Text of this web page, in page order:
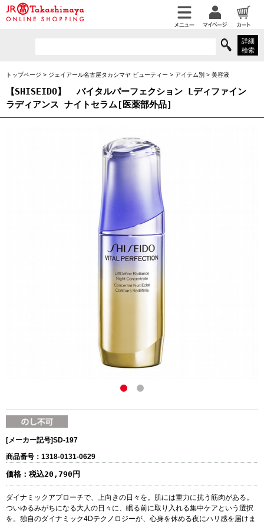
詳細
検索
トップページ > ジェイアール名古屋タカシマヤ ビューティー > アイテム別 > 美容液
【SHISEIDO】バイタルパーフェクション Lディファイン
ラディアンス ナイトセラム[医薬部外品]
[メーカー記号]SD-197
商品番号：1318-0131-0629
価格： 税込20,790円
ダイナミックアプローチで、上向きの日々を。肌には重力に抗う筋肉がある。
ついゆるみがちになる大人の日々に、眠る前に取り入れる集中ケアという選択
を。独自のダイナミック4Dテクノロジーが、心身を休める夜にハリ感を届けま